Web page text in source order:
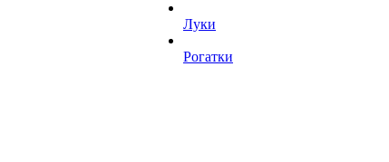
Луки
Рогатки